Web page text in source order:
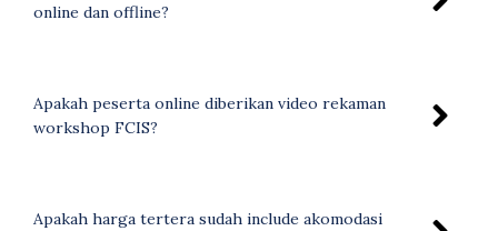
online dan offline?
Apakah peserta online diberikan video rekaman
workshop FCIS?
Apakah harga tertera sudah include akomodasi